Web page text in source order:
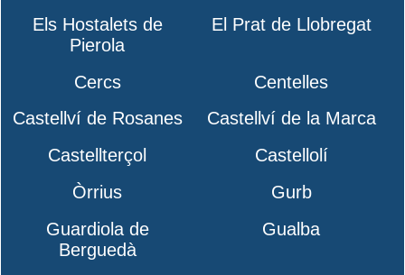
Els Hostalets de
Pierola
El Prat de Llobregat
Cercs
Centelles
Castellví de Rosanes
Castellví de la Marca
Castellterçol
Castellolí
Òrrius
Gurb
Guardiola de
Berguedà
Gualba